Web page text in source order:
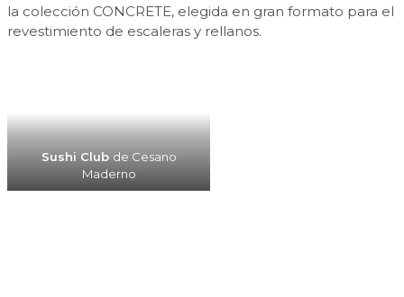
la colección CONCRETE, elegida en gran formato para el
revestimiento de escaleras y rellanos.
Sushi Club de Cesano
Maderno